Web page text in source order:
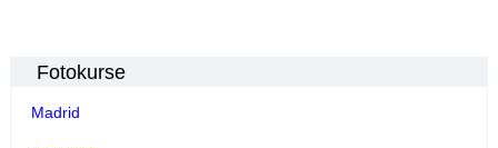
Fotokurse
Madrid